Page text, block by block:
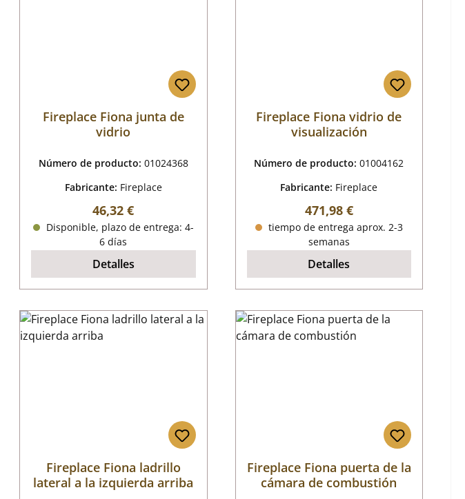
Fireplace Fiona junta de
vidrio
Número de producto: 01024368
Fabricante: Fireplace
Precio normal:
46,32 €
Disponible, plazo de entrega: 4-
6 días
Detalles
Fireplace Fiona vidrio de
visualización
Número de producto:01004162
Fabricante: Fireplace
Precio normal:
471,98 €
tiempo de entrega aprox. 2-3
semanas
Detalles
Fireplace Fiona ladrillo
lateral a la izquierda arriba
Fireplace Fiona puerta de la
cámara de combustión